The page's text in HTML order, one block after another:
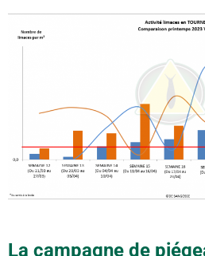
La campagne de